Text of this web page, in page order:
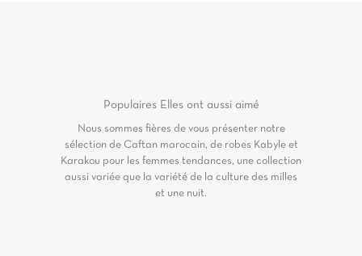
Populaires Elles ont aussi aimé
Nous sommes fières de vous présenter notre
sélection de Caftan marocain, de robes Kabyle et
Karakou pour les femmes tendances, une collection
aussi variée que la variété de la culture des milles
et une nuit.